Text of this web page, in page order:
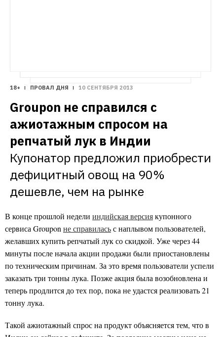
18+ ПРОВАЛ ДНЯ 10 СЕНТЯБРЯ 2013
Groupon не справился с
ажиотажным спросом на
репчатый лук в Индии
Купонатор предложил приобрести
дефицитный овощ на 90%
дешевле, чем на рынке
В конце прошлой недели индийская версиякупонного
сервиса Groupon не справиласьс наплывом пользователей,
желавших купить репчатый лук со скидкой. Уже через 44
минуты после начала акции продажи были приостановлены
по техническим причинам. За это время пользователи успели
заказать три тонны лука. Позже акция была возобновлена и
теперь продлится до тех пор, пока не удастся реализовать 21
тонну лука.
Такой ажиотажный спрос на продукт объясняется тем, что в